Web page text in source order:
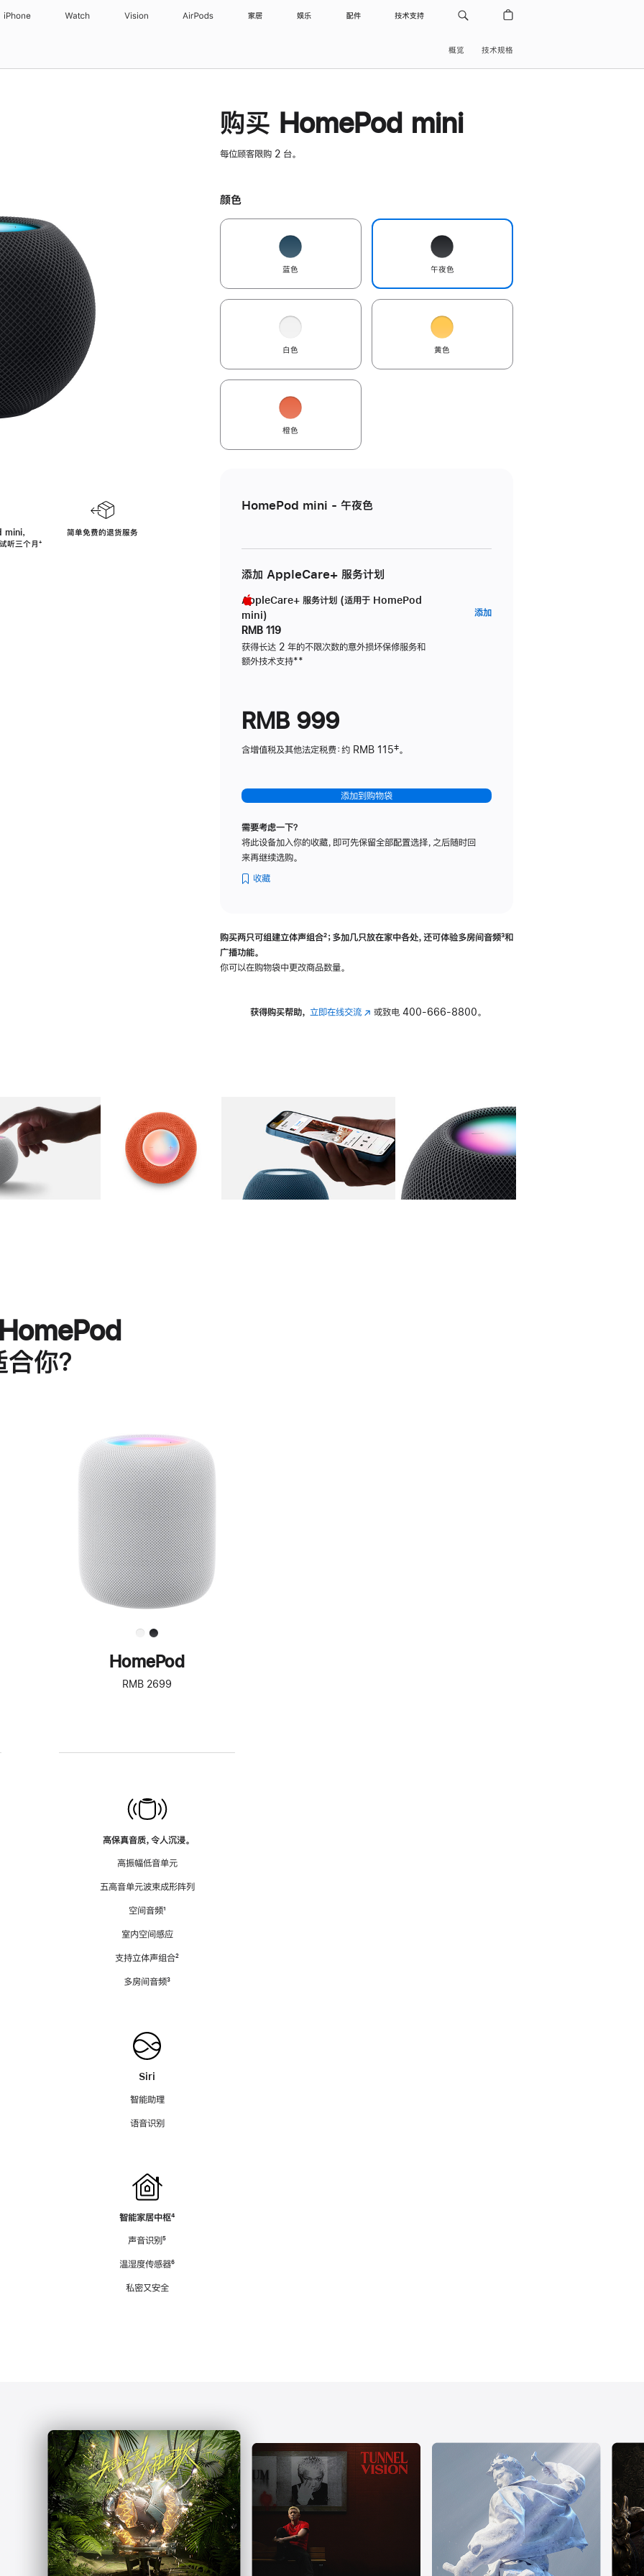
iPhone Watch Vision AirPods 家居 娱乐 配件 技术支持
概览 技术规格
，
听三个月脚
⁺
简单免费的退货服务
购买 HomePod mini
每位顾客限购 2 台。
颜色
蓝色 午夜色
白色 黄色
橙色
HomePod mini - 午夜色
添加 AppleCare+ 服务计划
AppleCare+ 服务计划 (适用于 HomePod
mini)
RMB 119
获得长达 2 年的不限次数的意外损坏保修服务和
额外技术支持脚
**
添加AppleCare+
RMB 999
含增值税及其他法定税费：约 RMB 115‡。
添加到购物袋
需要考虑一下？
将此设备加入你的收藏，即可先保留全部配置选择，之后随时回
来再继续选购。
收藏
购买两只可组建立体声组合脚
²；多加几只放在家中各处，还可体验多‍房‍间音频脚
³和
广播功能。
你可以在购物袋中更改商品数量。
获得购买帮助， 立即在线交流(在 或致电 400-666-8800。
图库 图像 图库 图像 图库 图像 4 图库 图像 5
你？
进
一
步
了
解
HomePod<
HomePod
RMB 2699
高保真音质，令人沉浸。
高振幅低音单元
五高音单元波束成形阵列
空间音频脚
¹
室内空间感应
支持立体声组合脚
²
多房间音频脚
³
Siri
智能助理
语音识别
智能家居中枢脚
⁴
声音识别脚
⁵
温湿度传感器脚
⁶
私密又安全